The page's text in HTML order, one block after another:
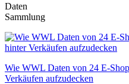
Daten
Sammlung
Wie WWL Daten von 24 E-
Verkäufen aufzudecken